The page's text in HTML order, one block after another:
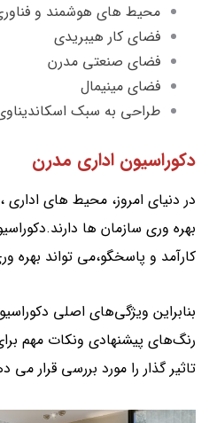
محیط های هوشمند و
فضای کار هیبریدی
فضای صنعتی مدرن
فضای مینیمال
طراحی به سبک
دکوراسیون اداری مدرن
در دنیای امروز، محیط های اداری
بهره وری سازمان ها
کارآمد و پاسخگو،می تواند بهره
بنابراین ویژگی‌های اصلی
رنگ‌های پیشنهادی ونکات مهم
تاثیر گذار را مورد بررسی قرار می